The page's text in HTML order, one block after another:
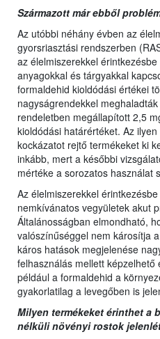
Származott már ebből
Az utóbbi néhány évben az
gyorsriasztási rendszerben
az élelmiszerekkel
anyagokkal és tárgyakkal
formaldehid kioldódási értékei
nagyságrendekkel
rendeletben megállapított 2,5
kioldódási határértéket. Az
kockázatot rejtő termékeket ki
inkább, mert a későbbi
mértéke a sorozatos használat
Az élelmiszerekkel
nemkívánatos vegyületek akut
Általánosságban elmondható,
valószínűséggel nem károsítja
káros hatások megjelenése
felhasználás mellett
például a formaldehid a
gyakorlatilag a levegőben is
Milyen termékeket érinthet a
nélküli növényi rostok